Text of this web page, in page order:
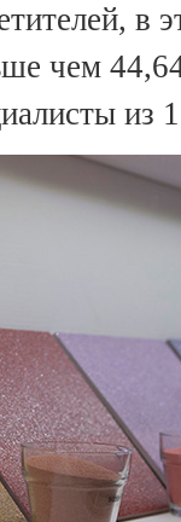
в
чем
из